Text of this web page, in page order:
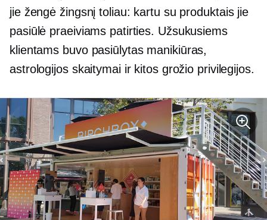
jie žengė žingsnį toliau: kartu su produktais jie
pasiūlė praeiviams patirties. Užsukusiems
klientams buvo pasiūlytas manikiūras,
astrologijos skaitymai ir kitos grožio privilegijos.